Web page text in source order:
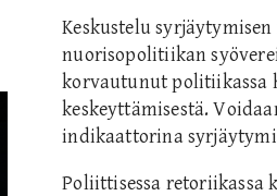
Keskustelu
nuorisopolitiikan
korvautunut politiikassa
keskeyttämisestä.
indikaattorina
Poliittisessa retoriikassa